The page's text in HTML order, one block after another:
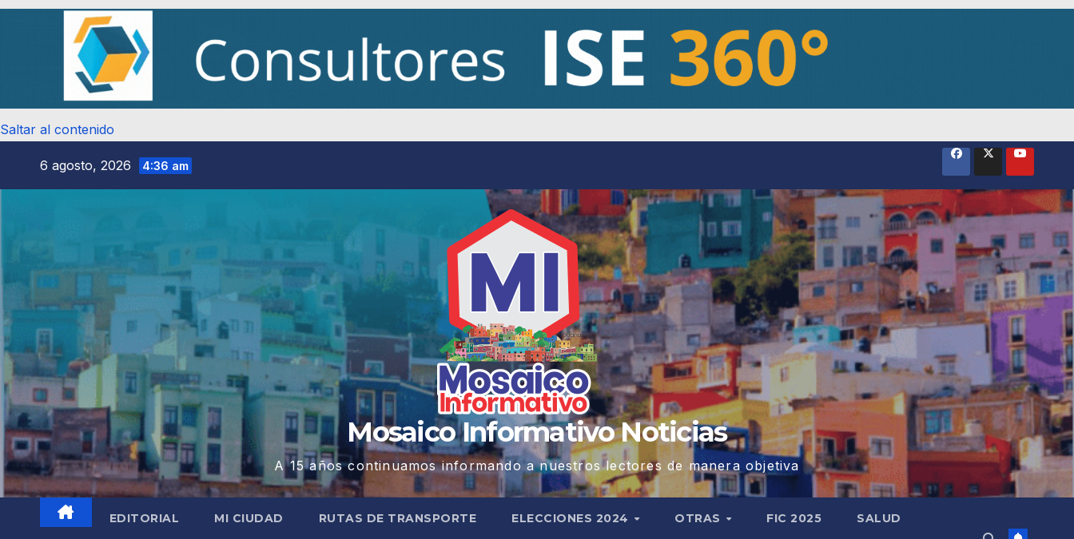
Saltar al contenido
6 agosto, 2026 4:36 am
Mosaico Informativo Noticias
A 15 años continuamos informando a nuestros lectores de manera objetiva
EDITORIAL MI CIUDAD RUTAS DE TRANSPORTE ELECCIONES 2024 OTRAS FIC 2025 SALUD